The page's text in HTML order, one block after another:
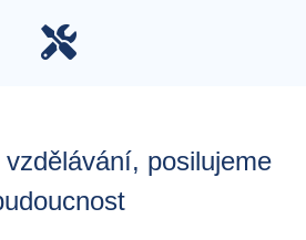
posilujeme